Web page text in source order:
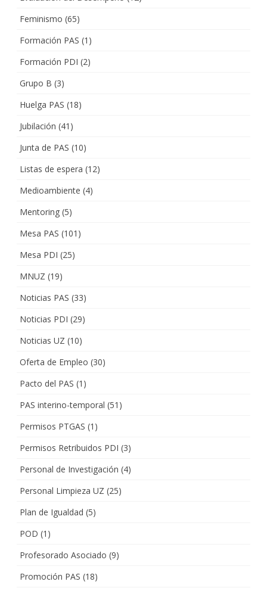
Feminismo (65)
Formación PAS (1)
Formación PDI (2)
Grupo B (3)
Huelga PAS (18)
Jubilación (41)
Junta de PAS (10)
Listas de espera (12)
Medioambiente (4)
Mentoring (5)
Mesa PAS (101)
Mesa PDI (25)
MNUZ (19)
Noticias PAS (33)
Noticias PDI (29)
Noticias UZ (10)
Oferta de Empleo (30)
Pacto del PAS (1)
PAS interino-temporal (51)
Permisos PTGAS (1)
Permisos Retribuidos PDI (3)
Personal de Investigación (4)
Personal Limpieza UZ (25)
Plan de Igualdad (5)
POD (1)
Profesorado Asociado (9)
Promoción PAS (18)